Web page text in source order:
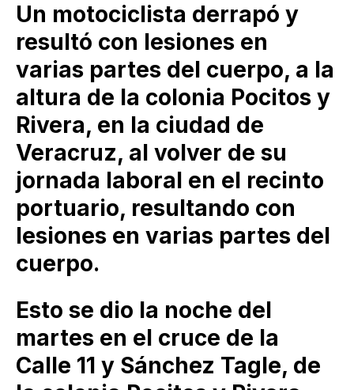
Un motociclista derrapó y
resultó con lesiones en
varias partes del cuerpo, a la
altura de la colonia Pocitos y
Rivera, en la ciudad de
Veracruz, al volver de su
jornada laboral en el recinto
portuario, resultando con
lesiones en varias partes del
cuerpo.
Esto se dio la noche del
martes en el cruce de la
Calle 11 y Sánchez Tagle, de